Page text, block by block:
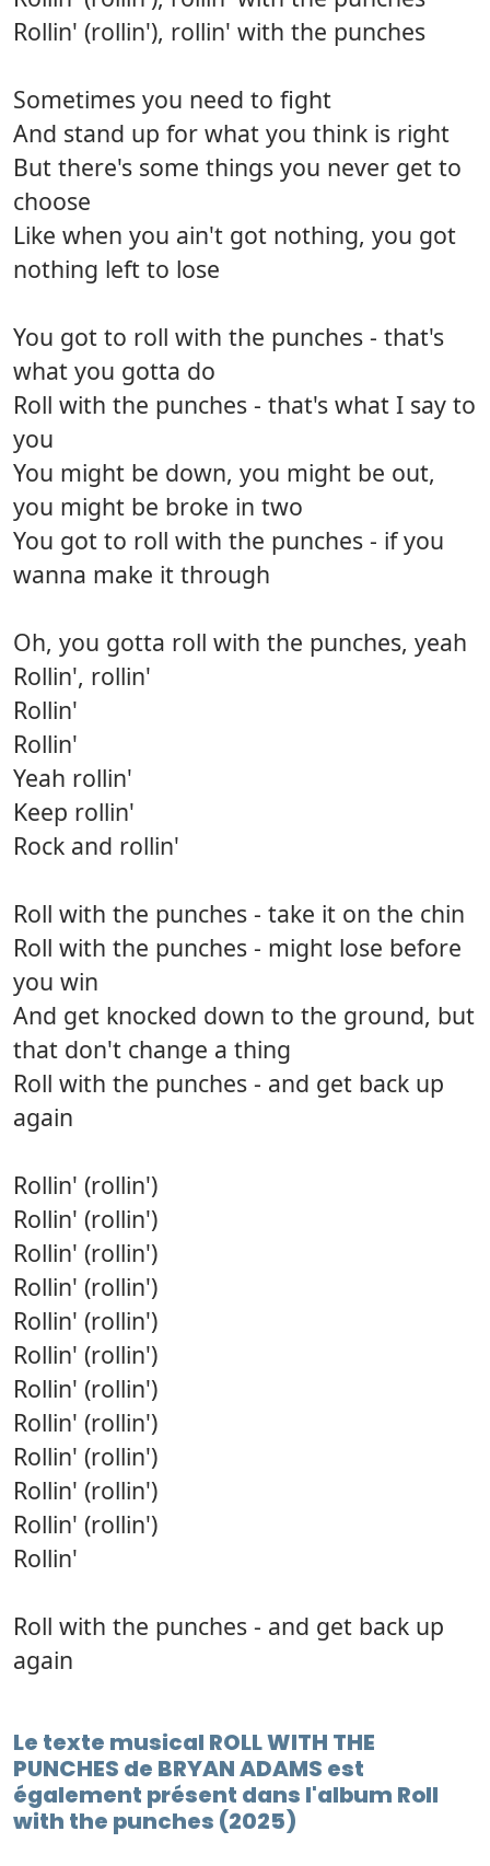
Rollin' (rollin'), rollin' with the punches
Sometimes you need to fight
And stand up for what you think is right
But there's some things you never get to
choose
Like when you ain't got nothing, you got
nothing left to lose
You got to roll with the punches - that's
what you gotta do
Roll with the punches - that's what I say to
you
You might be down, you might be out,
you might be broke in two
You got to roll with the punches - if you
wanna make it through
Oh, you gotta roll with the punches, yeah
Rollin', rollin'
Rollin'
Rollin'
Yeah rollin'
Keep rollin'
Rock and rollin'
Roll with the punches - take it on the chin
Roll with the punches - might lose before
you win
And get knocked down to the ground, but
that don't change a thing
Roll with the punches - and get back up
again
Rollin' (rollin')
Rollin' (rollin')
Rollin' (rollin')
Rollin' (rollin')
Rollin' (rollin')
Rollin' (rollin')
Rollin' (rollin')
Rollin' (rollin')
Rollin' (rollin')
Rollin' (rollin')
Rollin' (rollin')
Rollin'
Roll with the punches - and get back up
again
Le texte musical ROLL WITH THE
PUNCHES de BRYAN ADAMS est
également présent dans l'album Roll
with the punches (2025)